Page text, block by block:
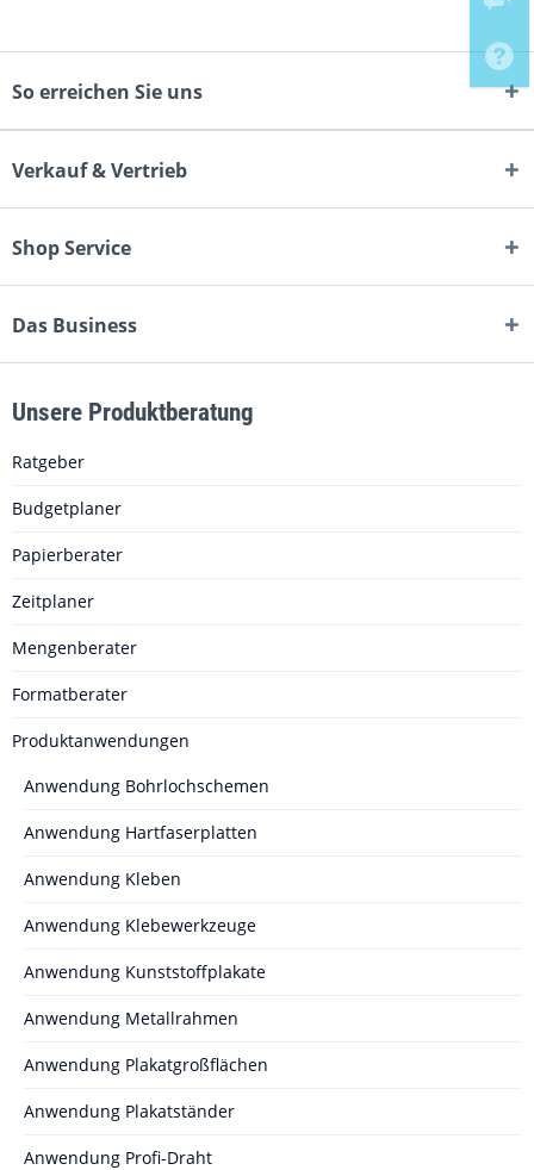
So erreichen Sie uns
Verkauf & Vertrieb
Shop Service
Das Business
Unsere Produktberatung
Ratgeber
Budgetplaner
Papierberater
Zeitplaner
Mengenberater
Formatberater
Produktanwendungen
Anwendung Bohrlochschemen
Anwendung Hartfaserplatten
Anwendung Kleben
Anwendung Klebewerkzeuge
Anwendung Kunststoffplakate
Anwendung Metallrahmen
Anwendung Plakatgroßflächen
Anwendung Plakatständer
Anwendung Profi-Draht